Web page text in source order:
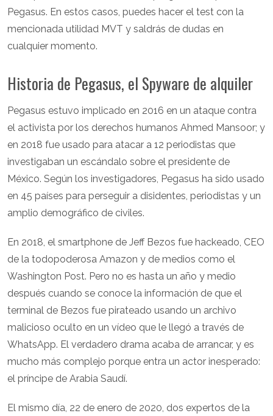
Pegasus. En estos casos, puedes hacer el test con la
mencionada utilidad MVT y saldrás de dudas en
cualquier momento.
Historia de Pegasus, el Spyware de alquiler
Pegasus estuvo implicado en 2016 en un ataque contra
el activista por los derechos humanos Ahmed Mansoor; y
en 2018 fue usado para atacar a 12 periodistas que
investigaban un escándalo sobre el presidente de
México. Según los investigadores, Pegasus ha sido usado
en 45 países para perseguir a disidentes, periodistas y un
amplio demográfico de civiles.
En 2018, el smartphone de Jeff Bezos fue hackeado, CEO
de la todopoderosa Amazon y de medios como el
Washington Post. Pero no es hasta un año y medio
después cuando se conoce la información de que el
terminal de Bezos fue pirateado usando un archivo
malicioso oculto en un vídeo que le llegó a través de
WhatsApp. El verdadero drama acaba de arrancar, y es
mucho más complejo porque entra un actor inesperado:
el príncipe de Arabia Saudí.
El mismo día, 22 de enero de 2020, dos expertos de la